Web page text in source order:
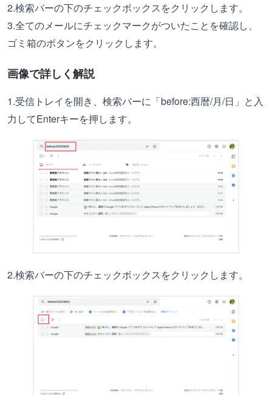
2.検索バーの下のチェックボックスをクリックします。
3.全てのメールにチェックマークがついたことを確認し、
ゴミ箱のボタンをクリックします。
画像で詳しく解説
1.受信トレイを開き、検索バーに「before:西暦/月/日」と入
力してEnterキーを押します。
2.検索バーの下のチェックボックスをクリックします。